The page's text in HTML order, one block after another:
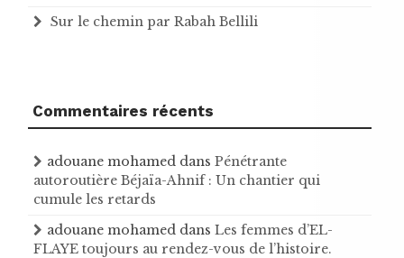
Sur le chemin par Rabah Bellili
Commentaires récents
adouane mohamed dans Pénétrante
autoroutière Béjaïa-Ahnif : Un chantier qui
cumule les retards
adouane mohamed dans Les femmes d’EL-
FLAYE toujours au rendez-vous de l’histoire .